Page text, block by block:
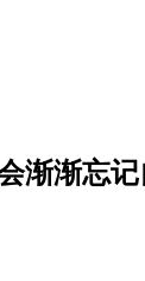
渐渐忘